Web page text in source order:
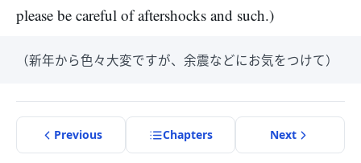
please be careful of aftershocks and such.)
（新年から色々大変ですが、余震などにお気をつけて）
Previous Chapters Next